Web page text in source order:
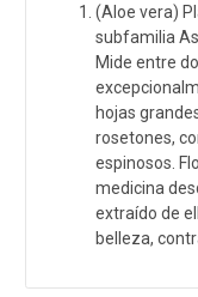
(Aloe vera)
subfamilia
Mide entre
hojas
rosetones,
espinosos.
medicina
extraído de
belleza,